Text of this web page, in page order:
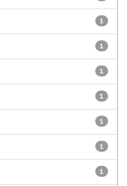
1
1
1
1
1
1
1